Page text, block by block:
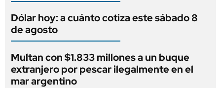
Dólar hoy: a cuánto cotiza este sábado 8
de agosto
Multan con $1.833 millones a un buque
extranjero por pescar ilegalmente en el
mar argentino